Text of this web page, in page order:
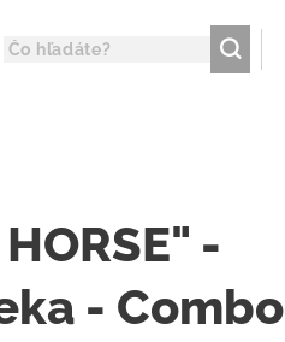
-
- Combo